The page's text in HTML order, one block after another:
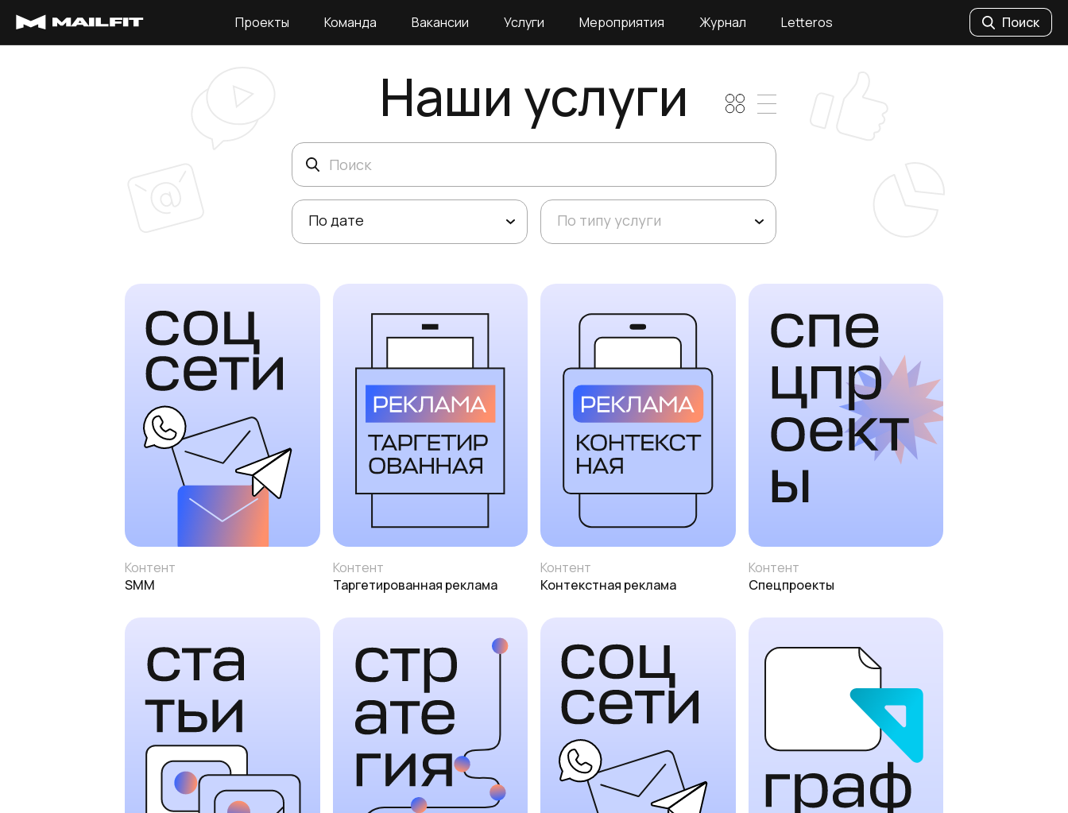
Проекты Команда Вакансии Услуги Мероприятия Журнал Letteros Поиск
Наши услуги
Поиск
По дате По типу услуги
Контент
SMM
Контент
Таргетированная реклама
Контент
Контекстная реклама
Контент
Спецпроекты